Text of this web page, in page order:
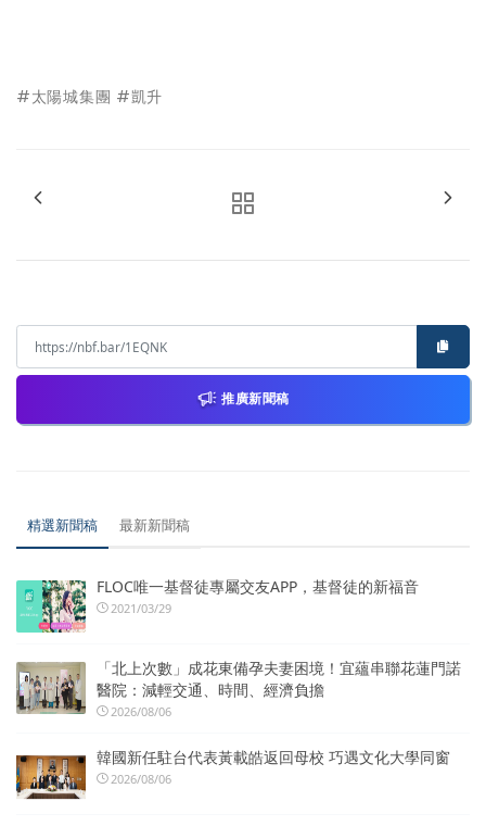
#太陽城集團 #凱升
推廣新聞稿
精選新聞稿 最新新聞稿
FLOC唯一基督徒專屬交友APP，基督徒的新福音
2021/03/29
「北上次數」成花東備孕夫妻困境！宜蘊串聯花蓮門諾
醫院：減輕交通、時間、經濟負擔
2026/08/06
韓國新任駐台代表黃載皓返回母校 巧遇文化大學同窗
2026/08/06